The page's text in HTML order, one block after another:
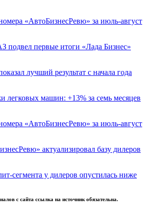
«АвтоБизнесРевю» за июль-август
подвел первые итоги «Лада Бизнес»
лучший результат с начала года
легковых машин: +13% за семь месяцев
«АвтоБизнесРевю» за июль-август
актуализировал базу дилеров
сегмента у дилеров опустилась ниже
с сайта ссылка на источник обязательна.